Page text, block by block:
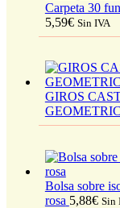
Carpeta 30
5,59€ Sin IVA
GIROS
Bolsa sobre
rosa 5,88€ Sin